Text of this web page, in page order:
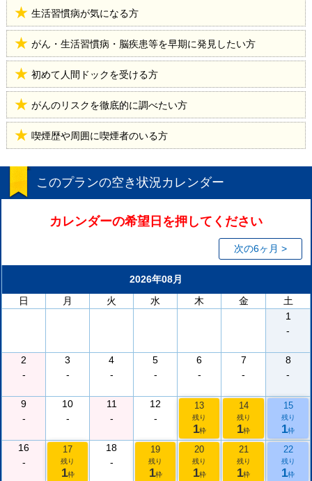
生活習慣病が気になる方
がん・生活習慣病・脳疾患等を早期に発見したい方
初めて人間ドックを受ける方
がんのリスクを徹底的に調べたい方
喫煙歴や周囲に喫煙者のいる方
このプランの空き状況カレンダー
カレンダーの希望日を押してください
次の6ヶ月 >
2026年08月
日
月 火 水 木 金
土
1
-
2
-
3
-
4
-
5
-
6
-
7
-
8
-
9
-
10
-
11
-
12
-
13
残り
1枠
14
残り
1枠
15
残り
1枠
16
-
17
残り
1枠
18
-
19
残り
1枠
20
残り
1枠
21
残り
1枠
22
残り
1枠